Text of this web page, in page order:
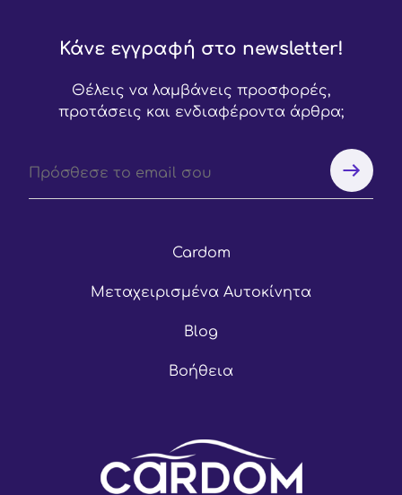
Κάνε εγγραφή στο newsletter!
Θέλεις να λαμβάνεις προσφορές,
προτάσεις και ενδιαφέροντα άρθρα;
Cardom
Μεταχειρισμένα Αυτοκίνητα
Blog
Βοήθεια